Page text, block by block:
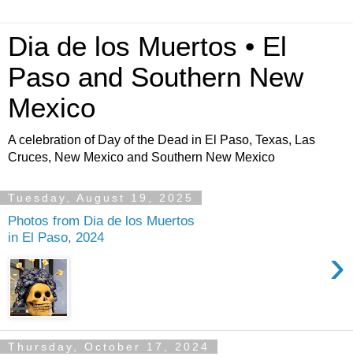
Dia de los Muertos • El
Paso and Southern New
Mexico
A celebration of Day of the Dead in El Paso, Texas, Las
Cruces, New Mexico and Southern New Mexico
Tuesday, August 19, 2025
Photos from Dia de los Muertos
in El Paso, 2024
›
Thursday, October 17, 2024